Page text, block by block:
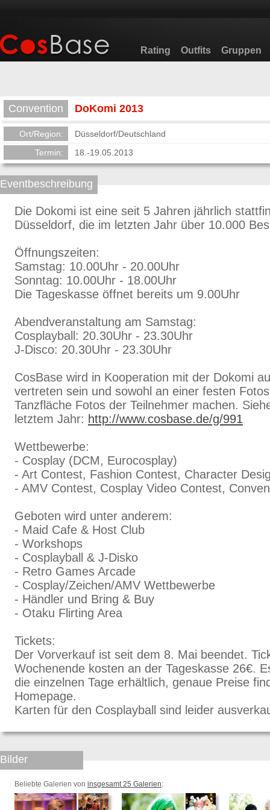
Rating Outfits Gruppen
Convention DoKomi 2013
Ort/Region:
Düsseldorf/Deutschland
Termin:
18.-19.05.2013
Eventbeschreibung
Die Dokomi ist eine seit 5 Jahren jährlich
Düsseldorf, die im letzten Jahr über 10.000
Öffnungszeiten:
Samstag: 10.00Uhr - 20.00Uhr
Sonntag: 10.00Uhr - 18.00Uhr
Die Tageskasse öffnet bereits um 9.00Uhr
Abendveranstaltung am Samstag:
Cosplayball: 20.30Uhr - 23.30Uhr
J-Disco: 20.30Uhr - 23.30Uhr
CosBase wird in Kooperation mit der Dokomi
vertreten sein und sowohl an einer festen
Tanzfläche Fotos der Teilnehmer machen.
letztem Jahr: http://www.cosbase.de/g/991
Wettbewerbe:
- Cosplay (DCM, Eurocosplay)
- Art Contest, Fashion Contest, Character
- AMV Contest, Cosplay Video Contest,
Geboten wird unter anderem:
- Maid Cafe & Host Club
- Workshops
- Cosplayball & J-Disko
- Retro Games Arcade
- Cosplay/Zeichen/AMV Wettbewerbe
- Händler und Bring & Buy
- Otaku Flirting Area
Tickets:
Der Vorverkauf ist seit dem 8. Mai beendet.
Wochenende kosten an der Tageskasse 26€.
die einzelnen Tage erhältlich, genaue Preise
Homepage.
Karten für den Cosplayball sind leider
Bilder
Beliebte Galerien von insgesamt 25 Galerien: